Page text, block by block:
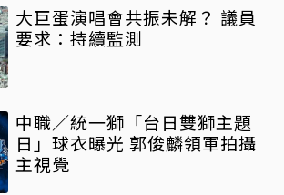
大巨蛋演唱會共振未解？ 議員
要求：持續監測
中職／統一獅「台日雙獅主題
日」球衣曝光 郭俊麟領軍拍攝
主視覺